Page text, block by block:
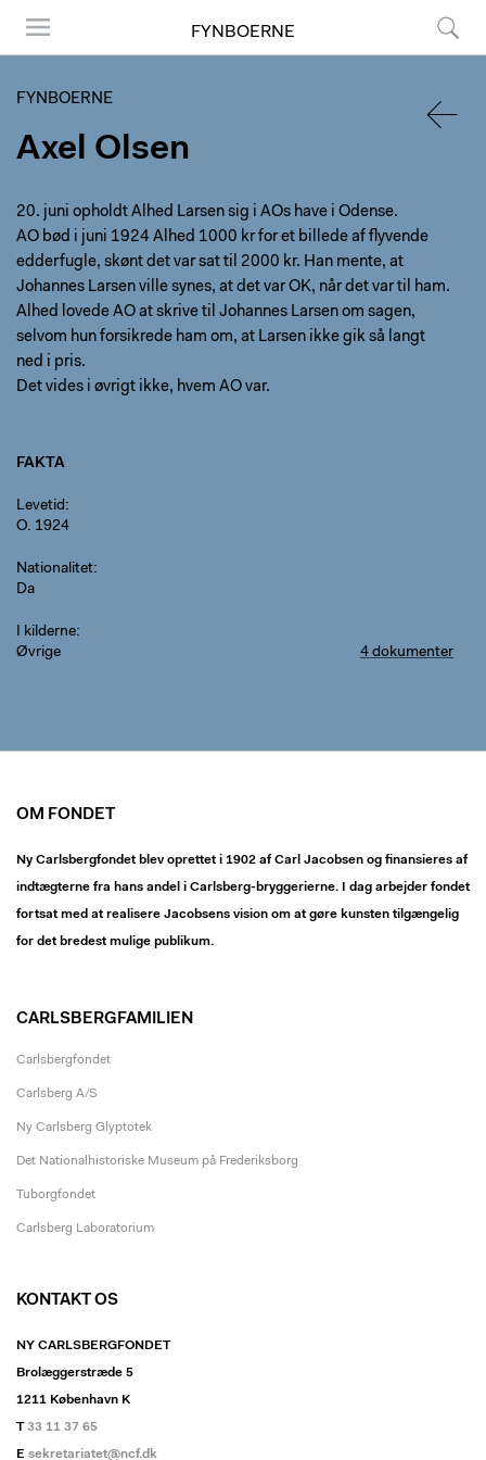
FYNBOERNE
FYNBOERNE
Axel Olsen
20. juni opholdt Alhed Larsen sig i AOs have i Odense.
AO bød i juni 1924 Alhed 1000 kr for et billede af flyvende
edderfugle, skønt det var sat til 2000 kr. Han mente, at
Johannes Larsen ville synes, at det var OK, når det var til ham.
Alhed lovede AO at skrive til Johannes Larsen om sagen,
selvom hun forsikrede ham om, at Larsen ikke gik så langt
ned i pris.
Det vides i øvrigt ikke, hvem AO var.
FAKTA
Levetid
O. 1924
Nationalitet
Da
I kilderne
Øvrige
4 dokumenter
OM FONDET
Ny Carlsbergfondet blev oprettet i 1902 af Carl Jacobsen og finansieres af
indtægterne fra hans andel i Carlsberg-bryggerierne. I dag arbejder fondet
fortsat med at realisere Jacobsens vision om at gøre kunsten tilgængelig
for det bredest mulige publikum.
CARLSBERGFAMILIEN
Carlsbergfondet
Carlsberg A/S
Ny Carlsberg Glyptotek
Det Nationalhistoriske Museum på Frederiksborg
Tuborgfondet
Carlsberg Laboratorium
KONTAKT OS
NY CARLSBERGFONDET
Brolæggerstræde 5
1211 København K
T33 11 37 65
E sekretariatet@ncf.dk